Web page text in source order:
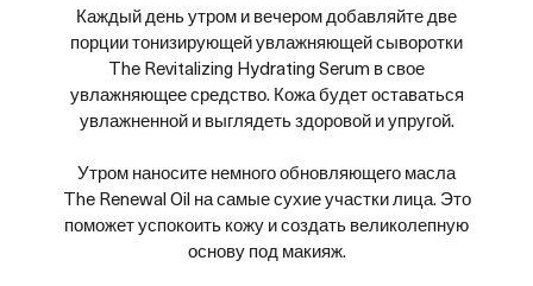
Каждый день утром и вечером добавляйте две
порции тонизирующей увлажняющей сыворотки
The Revitalizing Hydrating Serum в свое
увлажняющее средство. Кожа будет оставаться
увлажненной и выглядеть здоровой и упругой.
Утром наносите немного обновляющего масла
The Renewal Oil на самые сухие участки лица. Это
поможет успокоить кожу и создать великолепную
основу под макияж.